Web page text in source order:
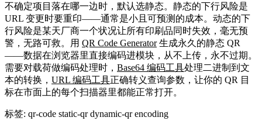
不确定项目落在哪一边时，默认选静态。静态的下行风险是
URL 变更时要重印——通常是小且可预测的成本。动态的下
行风险是某天厂商一个状况让所有印刷品同时失效，毫无预
警，无路可救。用 QR Code Generator生成永久的静态 QR
——数据在浏览器里直接编码进模块，从不上传，永不过期。
需要对载荷做编码处理时， Base64 编码工具处理二进制到文
本的转换， URL 编码工具正确转义查询参数，让你的 QR 目
标在市面上的每个扫描器里都能正常打开。
标签: qr-code static-qrdynamic-qrencoding